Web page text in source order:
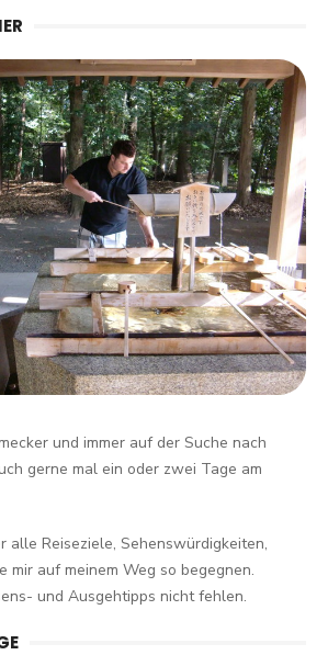
und immer auf der Suche nach
gerne mal ein oder zwei Tage am
alle Reiseziele, Sehenswürdigkeiten,
mir auf meinem Weg so begegnen.
und Ausgehtipps nicht fehlen.